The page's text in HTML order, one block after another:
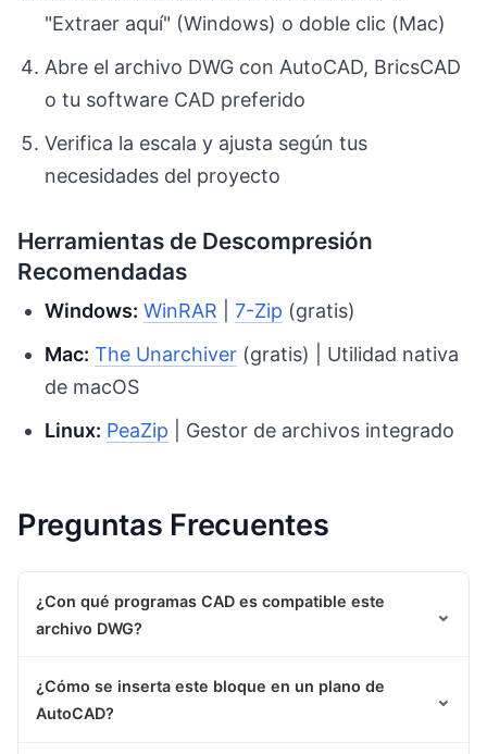
"Extraer aquí" (Windows) o doble clic (Mac)
Abre el archivo DWG con AutoCAD, BricsCAD
o tu software CAD preferido
Verifica la escala y ajusta según tus
necesidades del proyecto
Herramientas de Descompresión
Recomendadas
Windows: WinRAR |7-Zip (gratis)
Mac: The Unarchiver (gratis) | Utilidad nativa
de macOS
Linux: PeaZip | Gestor de archivos integrado
Preguntas Frecuentes
¿Con qué programas CAD es compatible este
archivo DWG?
⌄
¿Cómo se inserta este bloque en un plano de
AutoCAD?
⌄